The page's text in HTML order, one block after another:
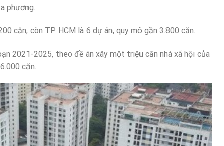
phương.
căn, còn TP HCM là 6 dự án, quy mô gần 3.800 căn.
2021-2025, theo đề án xây một triệu căn nhà xã hội của
căn.